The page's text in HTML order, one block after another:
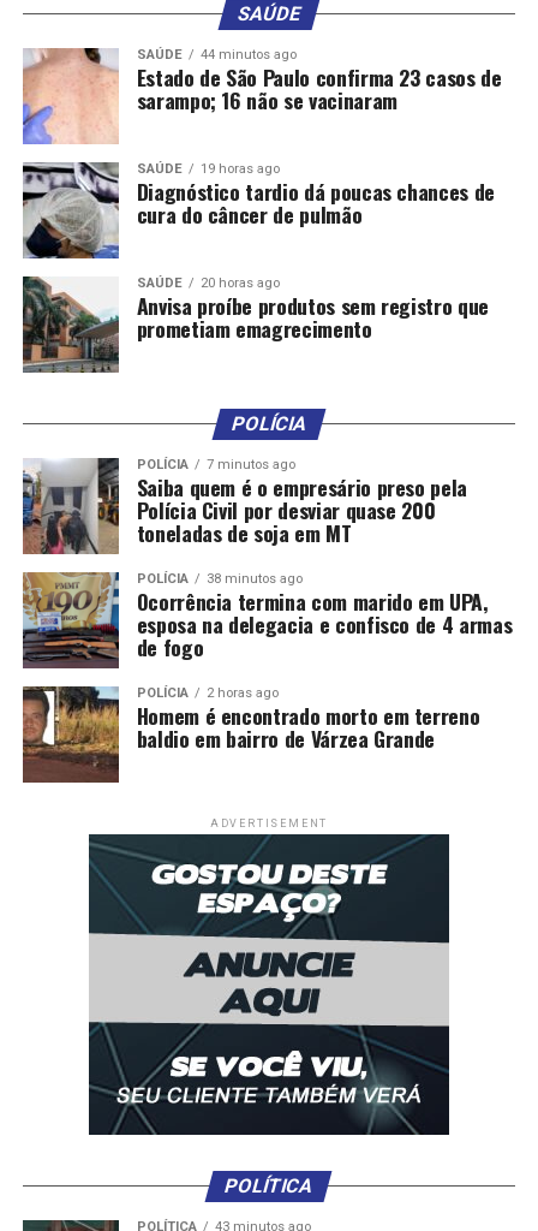
SAÚDE
SAÚDE 44 minutos ago
Estado de São Paulo confirma 23 casos de
sarampo; 16 não se vacinaram
SAÚDE 19 horas ago
Diagnóstico tardio dá poucas chances de
cura do câncer de pulmão
SAÚDE 20 horas ago
Anvisa proíbe produtos sem registro que
prometiam emagrecimento
POLÍCIA
POLÍCIA 7 minutos ago
Saiba quem é o empresário preso pela
Polícia Civil por desviar quase 200
toneladas de soja em MT
POLÍCIA 38 minutos ago
Ocorrência termina com marido em UPA,
esposa na delegacia e confisco de 4 armas
de fogo
POLÍCIA 2 horas ago
Homem é encontrado morto em terreno
baldio em bairro de Várzea Grande
ADVERTISEMENT
POLÍTICA
POLÍTICA 43 minutos ago